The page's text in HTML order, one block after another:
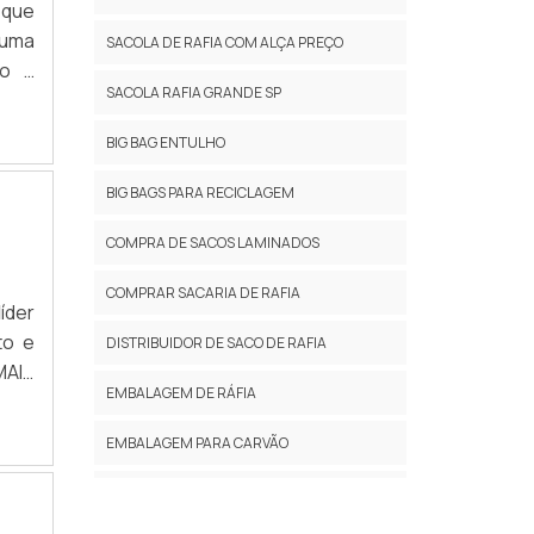
a
a
É
e
no
e
e
SACOLA DE RAFIA COM ALÇA PREÇO
SACOLA RAFIA GRANDE SP
BIG BAG ENTULHO
BIG BAGS PARA RECICLAGEM
COMPRA DE SACOS LAMINADOS
COMPRAR SACARIA DE RAFIA
DISTRIBUIDOR DE SACO DE RAFIA
EMBALAGEM DE RÁFIA
EMBALAGEM PARA CARVÃO